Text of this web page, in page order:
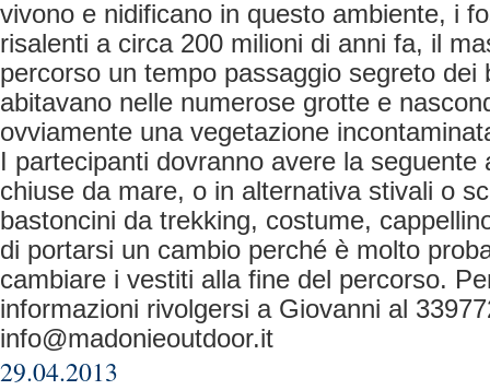
vivono e nidificano in questo ambiente, i
risalenti a circa 200 milioni di anni fa, il
percorso un tempo passaggio segreto dei
abitavano nelle numerose grotte e
ovviamente una vegetazione
I partecipanti dovranno avere la seguente
chiuse da mare, o in alternativa stivali o
bastoncini da trekking, costume,
di portarsi un cambio perché è molto
cambiare i vestiti alla fine del percorso.
informazioni rivolgersi a Giovanni al
info@madonieoutdoor.it
29.04.2013